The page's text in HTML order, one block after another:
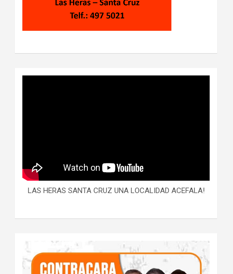
LAS HERAS SANTA CRUZ UNA LOCALIDAD ACEFALA!